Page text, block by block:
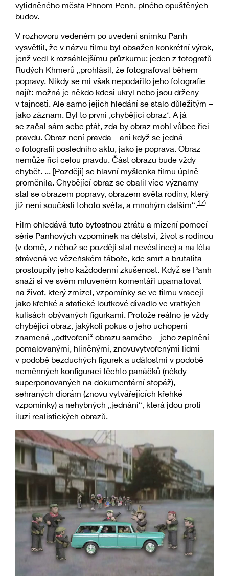
vylidněného města Phnom Penh, plného opuštěných
budov.
V rozhovoru vedeném po uvedení snímku Panh
vysvětlil, že v názvu filmu byl obsažen konkrétní výrok,
jenž vedl k rozsáhlejšímu průzkumu: jeden z fotografů
Rudých Khmerů „prohlásil, že fotografoval během
popravy. Nikdy se mi však nepodařilo jeho fotografie
najít: možná je někdo kdesi ukryl nebo jsou drženy
v tajnosti. Ale samo jejich hledání se stalo důležitým –
jako záznam. Byl to první ‚chybějící obraz‘. A já
se začal sám sebe ptát, zda by obraz mohl vůbec říci
pravdu. Obraz není pravda – ani když se jedná
o fotografii posledního aktu, jako je poprava. Obraz
nemůže říci celou pravdu. Část obrazu bude vždy
chybět. ... [Později] se hlavní myšlenka filmu úplně
proměnila. Chybějící obraz se obalil více významy –
stal se obrazem popravy, obrazem světa rodiny, který
již není součástí tohoto světa, a mnohým dalším“.17)
Film ohledává tuto bytostnou ztrátu a mizení pomocí
série Panhových vzpomínek na dětství, život s rodinou
(v domě, z něhož se později stal nevěstinec) a na léta
strávená ve vězeňském táboře, kde smrt a brutalita
prostoupily jeho každodenní zkušenost. Když se Panh
snaží si ve svém mluveném komentáři upamatovat
na život, který zmizel, vzpomínky se ve filmu vracejí
jako křehké a statické loutkové divadlo ve vratkých
kulisách obývaných figurkami. Protože reálno je vždy
chybějící obraz, jakýkoli pokus o jeho uchopení
znamená „odtvoření“ obrazu samého – jeho zaplnění
pomalovanými, hliněnými, znovuvytvořenými lidmi
v podobě bezduchých figurek a událostmi v podobě
neměnných konfigurací těchto panáčků (někdy
superponovaných na dokumentární stopáž),
sehraných diorám (znovu vytvářejících křehké
vzpomínky) a nehybných „jednání“, která jdou proti
iluzi realistických obrazů.